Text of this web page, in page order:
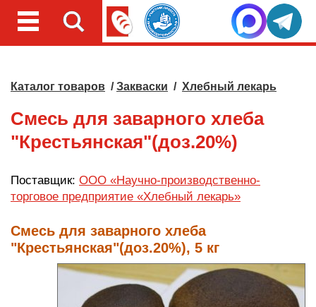
Каталог товаров /Закваски / Хлебный лекарь
Смесь для заварного хлеба
"Крестьянская"(доз.20%)
Поставщик: ООО «Научно-производственно-
торговое предприятие «Хлебный лекарь»
Смесь для заварного хлеба
"Крестьянская"(доз.20%), 5 кг